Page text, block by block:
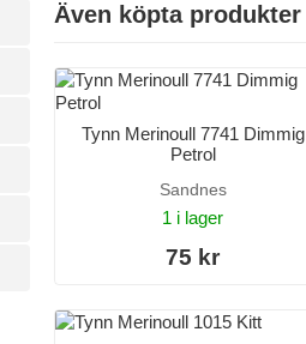
Även köpta produkter
Tynn Merinoull 7741 Dimmig
Petrol
Sandnes
1 i lager
75 kr